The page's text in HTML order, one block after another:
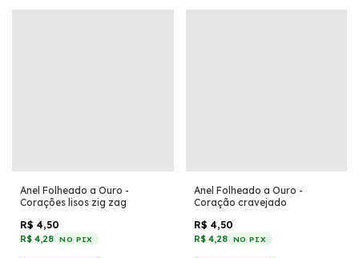
Anel Folheado a Ouro -
Corações lisos zig zag
R$ 4,50
R$ 4,28 NO PIX
Anel Folheado a Ouro -
Coração cravejado
R$ 4,50
R$ 4,28 NO PIX